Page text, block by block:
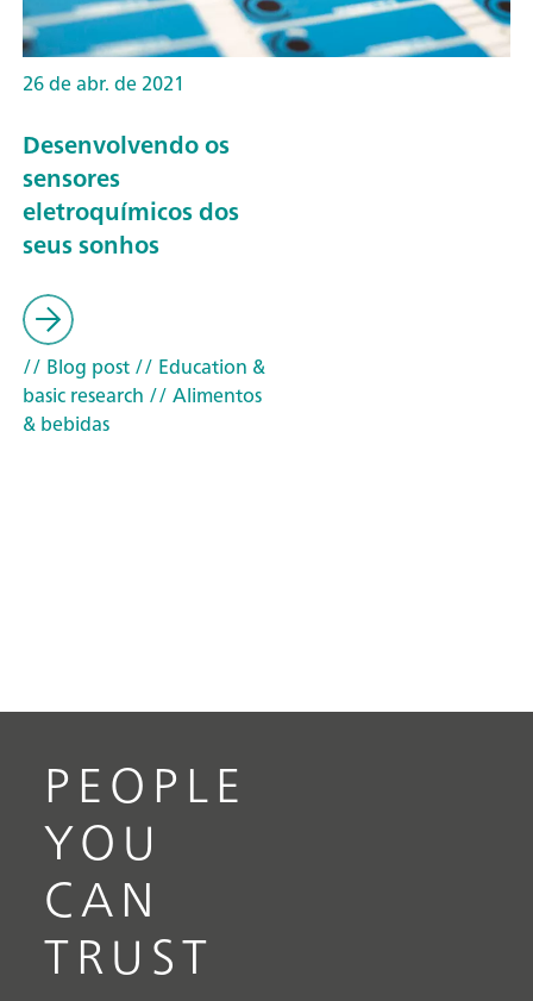
26 de abr. de 2021
Desenvolvendo os
sensores
eletroquímicos dos
seus sonhos
// Blog post// Education &
basic research // Alimentos
& bebidas
PEOPLE
YOU
CAN
TRUST